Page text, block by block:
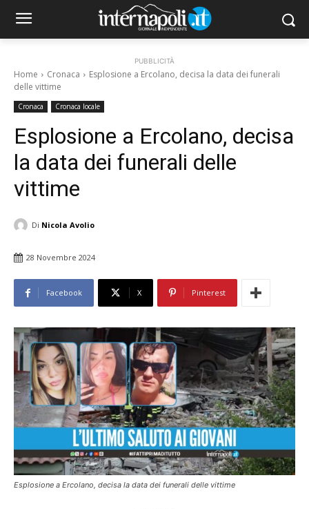
PUBBLICITÀ
Home Cronaca
Esplosione a Ercolano, decisa la data dei funerali
delle vittime
Cronaca Cronaca locale
Esplosione a Ercolano, decisa
la data dei funerali delle
vittime
Di Nicola Avolio
28 Novembre 2024
Facebook X Pinterest
Esplosione a Ercolano, decisa la data dei funerali delle vittime